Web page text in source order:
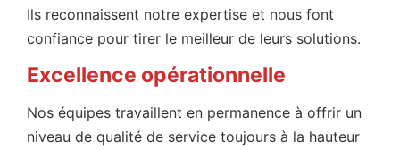
Ils reconnaissent notre expertise et nous font
confiance pour tirer le meilleur de leurs solutions.
Excellence opérationnelle
Nos équipes travaillent en permanence à offrir un
niveau de qualité de service toujours à la hauteur